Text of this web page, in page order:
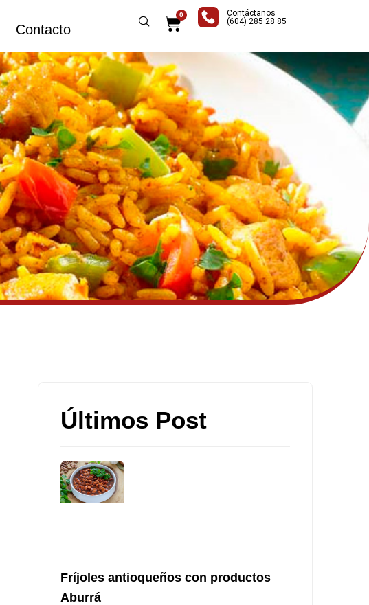
Contacto
0
Carrito
Contáctanos
(604) 285 28 85
Últimos Post
Fríjoles antioqueños con productos
Aburrá